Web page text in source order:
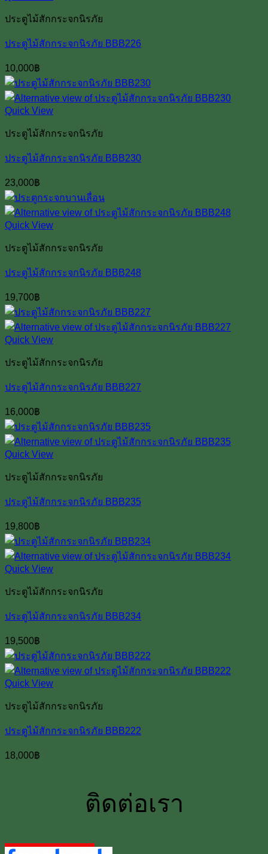
ประตูไม้สักกระจกนิรภัย
ประตูไม้สักกระจกนิรภัย BBB226
10,000฿
Quick View
ประตูไม้สักกระจกนิรภัย
ประตูไม้สักกระจกนิรภัย BBB230
23,000฿
Quick View
ประตูไม้สักกระจกนิรภัย
ประตูไม้สักกระจกนิรภัย BBB248
19,700฿
Quick View
ประตูไม้สักกระจกนิรภัย
ประตูไม้สักกระจกนิรภัย BBB227
16,000฿
Quick View
ประตูไม้สักกระจกนิรภัย
ประตูไม้สักกระจกนิรภัย BBB235
19,800฿
Quick View
ประตูไม้สักกระจกนิรภัย
ประตูไม้สักกระจกนิรภัย BBB234
19,500฿
Quick View
ประตูไม้สักกระจกนิรภัย
ประตูไม้สักกระจกนิรภัย BBB222
18,000฿
ติดต่อเรา